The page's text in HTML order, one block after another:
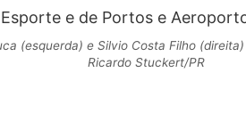
(esquerda) e Silvio Costa Filho
Ricardo Stuckert/PR